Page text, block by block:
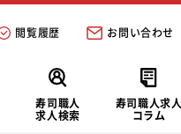
閲覧履歴 お問い合わせ
寿司職人
求人検索
寿司職人求人
コラム